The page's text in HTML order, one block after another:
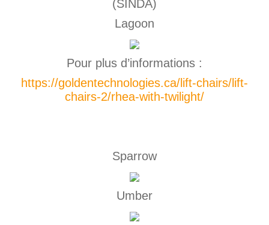
(SINDA)
Lagoon
Pour plus d’informations :
https://goldentechnologies.ca/lift-chairs/lift-
chairs-2/rhea-with-twilight/
Sparrow
Umber